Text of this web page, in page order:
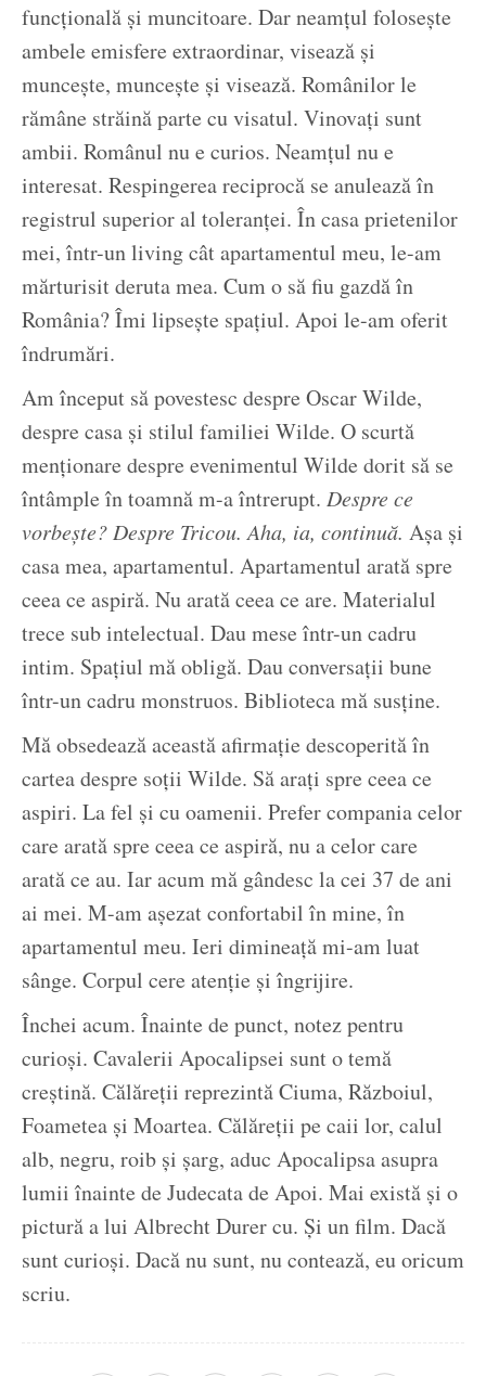
funcțională și muncitoare. Dar neamțul folosește
ambele emisfere extraordinar, visează și
muncește, muncește și visează. Românilor le
rămâne străină parte cu visatul. Vinovați sunt
ambii. Românul nu e curios. Neamțul nu e
interesat. Respingerea reciprocă se anulează în
registrul superior al toleranței. În casa prietenilor
mei, într-un living cât apartamentul meu, le-am
mărturisit deruta mea. Cum o să fiu gazdă în
România? Îmi lipsește spațiul. Apoi le-am oferit
îndrumări.
Am început să povestesc despre Oscar Wilde,
despre casa și stilul familiei Wilde. O scurtă
menționare despre evenimentul Wilde dorit să se
întâmple în toamnă m-a întrerupt. Despre ce
vorbește? Despre Tricou. Aha, ia, continuă. Așa și
casa mea, apartamentul. Apartamentul arată spre
ceea ce aspiră. Nu arată ceea ce are. Materialul
trece sub intelectual. Dau mese într-un cadru
intim. Spațiul mă obligă. Dau conversații bune
într-un cadru monstruos. Biblioteca mă susține.
Mă obsedează această afirmație descoperită în
cartea despre soții Wilde. Să arați spre ceea ce
aspiri. La fel și cu oamenii. Prefer compania celor
care arată spre ceea ce aspiră, nu a celor care
arată ce au. Iar acum mă gândesc la cei 37 de ani
ai mei. M-am așezat confortabil în mine, în
apartamentul meu. Ieri dimineață mi-am luat
sânge. Corpul cere atenție și îngrijire.
Închei acum. Înainte de punct, notez pentru
curioși. Cavalerii Apocalipsei sunt o temă
creștină. Călăreții reprezintă Ciuma, Războiul,
Foametea și Moartea. Călăreții pe caii lor, calul
alb, negru, roib și șarg, aduc Apocalipsa asupra
lumii înainte de Judecata de Apoi. Mai există și o
pictură a lui Albrecht Durer cu. Și un film. Dacă
sunt curioși. Dacă nu sunt, nu contează, eu oricum
scriu.